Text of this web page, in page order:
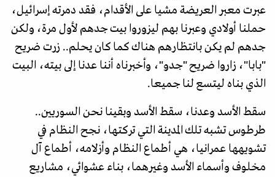
عبرت معبر العريضة مشيا على الأقدام، فقد دمرته إسرائيل،
حملنا أولادي وعبرنا بهم ليزوروا بيت جدهم لأول مرة، ولكن
جدهم لم يكن بانتظارهم هناك كما كان يحلم.. زرت ضريح
"بابا"، زاروا ضريح "جدو"، وأخبرناه أننا عدنا إلى بيته، البيت
الذي بناه ليتسع لنا جميعا.
سقط الأسد وعدنا، سقط الأسد وبقينا نحن السوريين..
طرطوس تشبه تلك المدينة التي تركتها، نجح النظام في
تشويهها عمرانيا، هي أطماع النظام وأزلامه، أطماع آل
مخلوف وأسماء الأسد وغيرهما، بناء عشوائي، مشاريع